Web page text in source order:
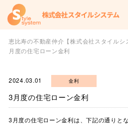
恵比寿の不動産仲介【株式会社スタイルシ
月度の住宅ローン金利
2024.03.01 金利
3月度の住宅ローン金利
3月度の住宅ローン金利は、下記の通りとな